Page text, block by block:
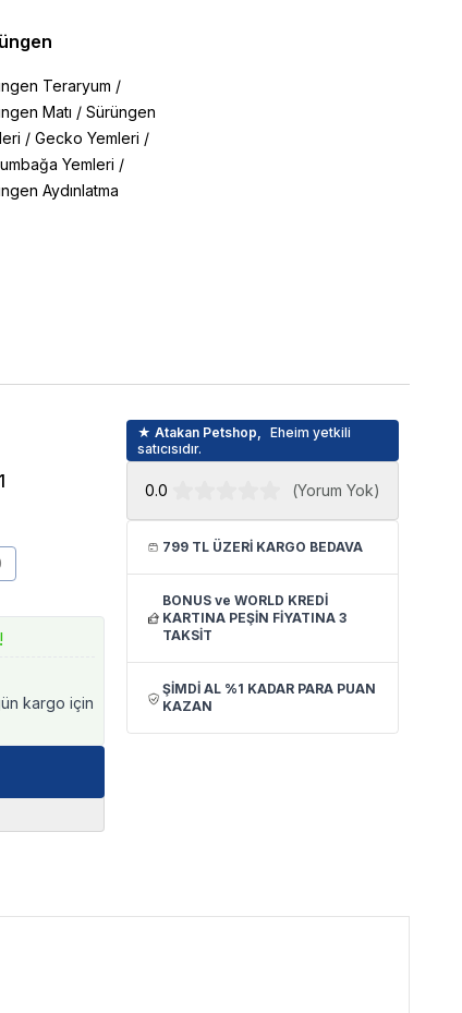
Teraryum /
Matı / Sürüngen
/ Gecko Yemleri /
Yemleri /
Aydınlatma
kargo için
★ Atakan Petshop,
Eheim yetkili
satıcısıdır.
0.0 (Yorum Yok)
799 TL ÜZERİ KARGO BEDAVA
BONUS ve WORLD KREDİ
KARTINA PEŞİN FİYATINA 3
TAKSİT
ŞİMDİ AL %1 KADAR PARA PUAN
KAZAN